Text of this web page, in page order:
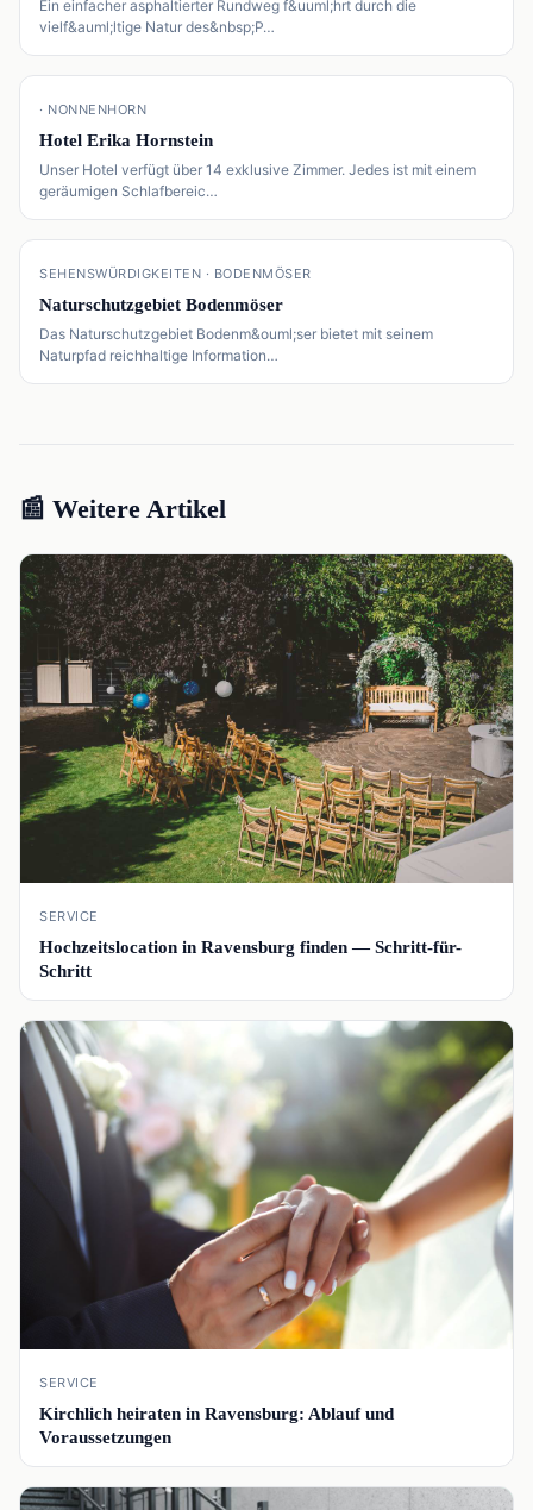
Ein einfacher asphaltierter Rundweg f&uuml;hrt durch die
vielf&auml;ltige Natur des&nbsp;P…
📍
· NONNENHORN
Hotel Erika Hornstein
Unser Hotel verfügt über 14 exklusive Zimmer. Jedes ist mit einem
geräumigen Schlafbereic…
📍
SEHENSWÜRDIGKEITEN · BODENMÖSER
Naturschutzgebiet Bodenmöser
Das Naturschutzgebiet Bodenm&ouml;ser bietet mit seinem
Naturpfad reichhaltige Information…
📰 Weitere Artikel
📰
SERVICE
Hochzeitslocation in Ravensburg finden — Schritt-für-
Schritt
📰
SERVICE
Kirchlich heiraten in Ravensburg: Ablauf und
Voraussetzungen